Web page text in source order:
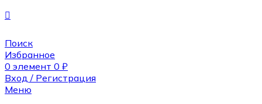
Поиск
Избранное
0 элемент 0 ₽
Вход / Регистрация
Меню